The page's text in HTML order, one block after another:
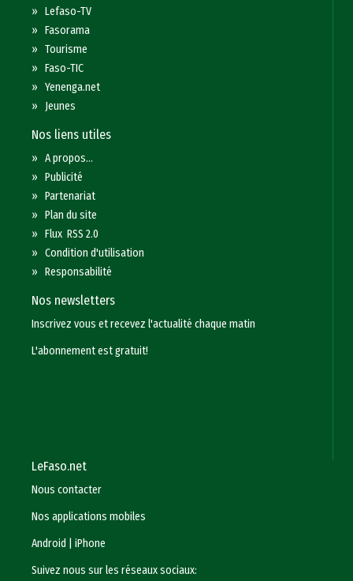
»Lefaso-TV
»Fasorama
»Tourisme
»Faso-TIC
»Yenenga.net
» Jeunes
Nos liens utiles
»A propos...
»Publicité
»Partenariat
»Plan du site
»Flux RSS 2.0
»Condition d'utilisation
»Responsabilité
Nos newsletters
Inscrivez vous et recevez l'actualité chaque matin
L'abonnement est gratuit!
LeFaso.net
Nous contacter
Nos applications mobiles
Android
|iPhone
Suivez nous sur les réseaux sociaux: